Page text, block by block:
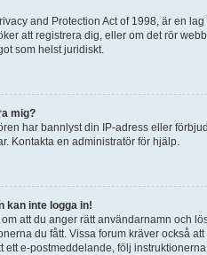
and Protection Act of 1998, är en
att registrera dig, eller om det rör
som helst juridiskt.
mig?
har bannlyst din IP-adress eller
Kontakta en administratör för hjälp.
kan inte logga in!
att du anger rätt användarnamn och
du fått. Vissa forum kräver också
ett e-postmeddelande, följ